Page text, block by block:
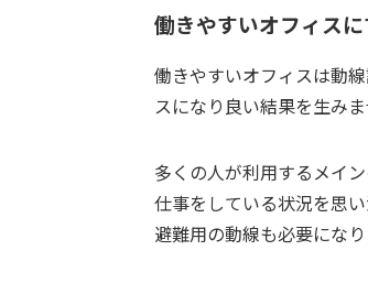
働きやすいオフィス
働きやすいオフィスは動
スになり良い結果を生み
多くの人が利用するメイ
仕事をしている状況を思
避難用の動線も必要になり